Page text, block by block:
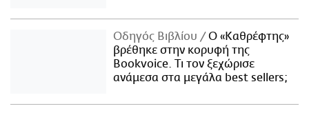
Οδηγός Βιβλίου
Ο «Καθρέφτης»
βρέθηκε στην κορυφή της
Bookvoice. Τι τον ξεχώρισε
ανάμεσα στα μεγάλα best sellers;